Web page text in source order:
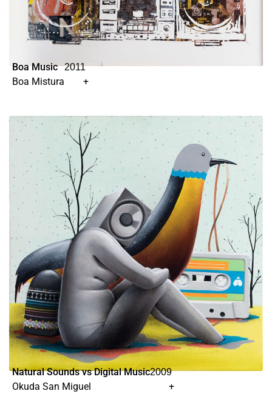
Boa Music
Boa Mistura
2011
+
Natural Sounds vs Digital Music
Okuda San Miguel
2009
+